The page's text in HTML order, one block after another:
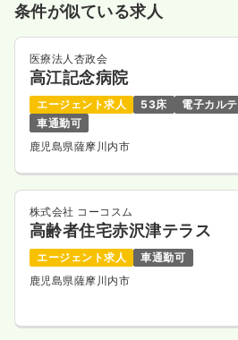
条件が似ている求人
医療法人杏政会
高江記念病院
エージェント求人 53床
電子カルテ
車通勤可
鹿児島県薩摩川内市
株式会社 コーコスム
高齢者住宅赤沢津テラス
エージェント求人
車通勤可
鹿児島県薩摩川内市